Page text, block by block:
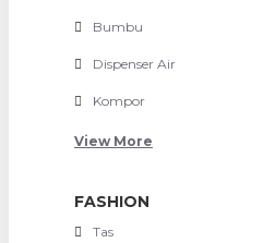
Bumbu
Dispenser Air
Kompor
View More
FASHION
Tas